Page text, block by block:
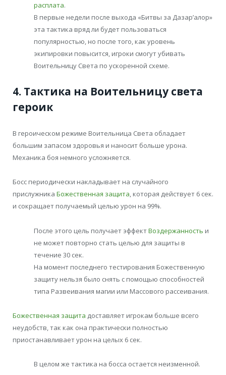
расплата.
В первые недели после выхода «Битвы за Дазар’алор»
эта тактика вряд ли будет пользоваться
популярностью, но после того, как уровень
экипировки повысится, игроки смогут убивать
Воительницу Света по ускоренной схеме.
4. Тактика на Воительницу света
героик
В героическом режиме Воительница Света обладает
большим запасом здоровья и наносит больше урона.
Механика боя немного усложняется.
Босс периодически накладывает на случайного
прислужника Божественная защита, которая действует 6 сек.
и сокращает получаемый целью урон на 99%.
После этого цель получает эффектВоздержанность и
не может повторно стать целью для защиты в
течение 30 сек.
На момент последнего тестирования Божественную
защиту нельзя было снять с помощью способностей
типа Развеивания магии или Массового рассеивания.
Божественная защита доставляет игрокам больше всего
неудобств, так как она практически полностью
приостанавливает урон на целых 6 сек.
В целом же тактика на босса остается неизменной.